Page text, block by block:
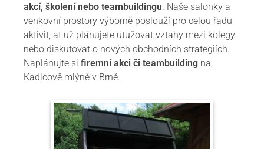
akcí, školení nebo teambuildingu. Naše salonky a
venkovní prostory výborně poslouží pro celou řadu
aktivit, ať už plánujete utužovat vztahy mezi kolegy
nebo diskutovat o nových obchodních strategiích.
Naplánujte si firemní akci či teambuilding na
Kadlcově mlýně v Brně.